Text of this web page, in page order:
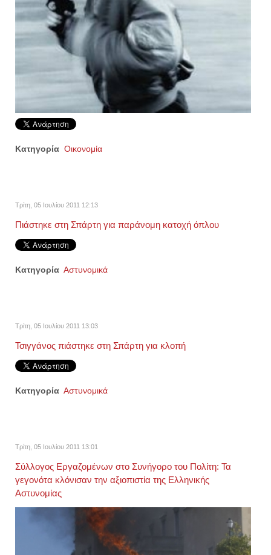
Κατηγορία Οικονομία
Τρίτη, 05 Ιουλίου 2011 12:13
Πιάστηκε στη Σπάρτη για παράνομη κατοχή όπλου
Κατηγορία Αστυνομικά
Τρίτη, 05 Ιουλίου 2011 13:03
Τσιγγάνος πιάστηκε στη Σπάρτη για κλοπή
Κατηγορία Αστυνομικά
Τρίτη, 05 Ιουλίου 2011 13:01
Σύλλογος Εργαζομένων στο Συνήγορο του Πολίτη: Τα
γεγονότα κλόνισαν την αξιοπιστία της Ελληνικής
Αστυνομίας